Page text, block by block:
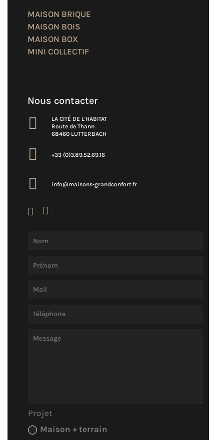
MAISON BRIQUE
MAISON BOIS
MAISON BOX
MINI COLLECTIF
Nous contacter

LA CITÉ DE L'HABITAT
Route de Thann
68460 LUTTERBACH
 +33 (0)3.89.52.69.16
 info@maisons-grandconfort.fr
 
Projet
Maison + terrain